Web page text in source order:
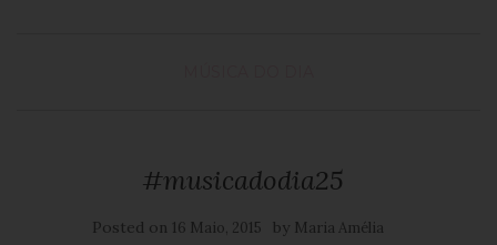
#musicadodia25
Posted on 16 Maio, 2015 by Maria Amélia